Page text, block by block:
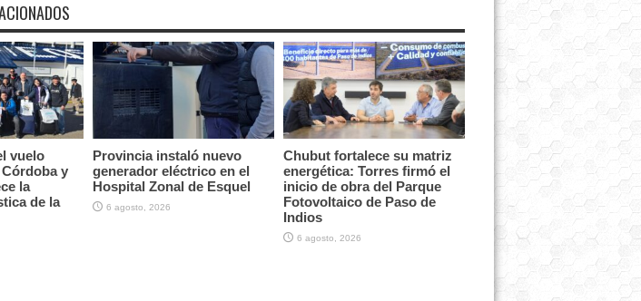
vuelo
y
la
de la
Provincia instaló nuevo
generador eléctrico en el
Hospital Zonal de Esquel
6 agosto, 2026
Chubut fortalece su matriz
energética: Torres firmó el
inicio de obra del Parque
Fotovoltaico de Paso de
Indios
6 agosto, 2026